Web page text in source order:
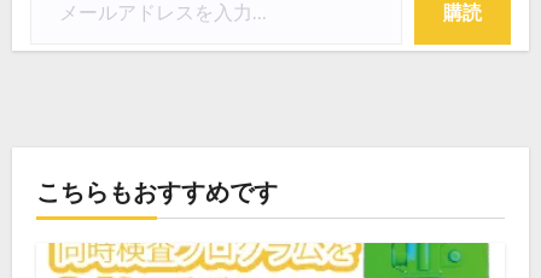
購読
こちらもおすすめです